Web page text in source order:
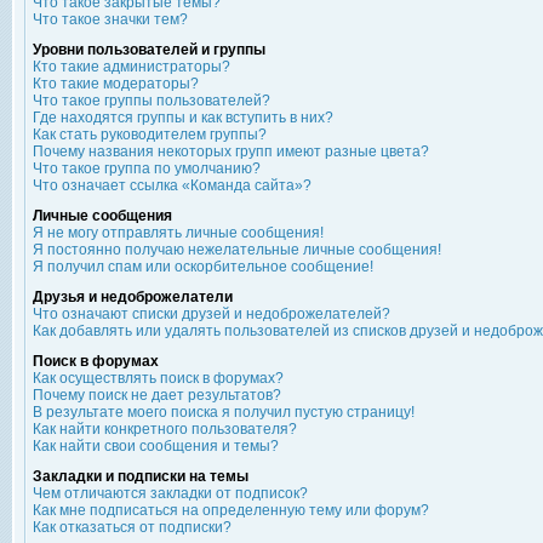
Что такое значки тем?
Уровни пользователей и группы
Кто такие администраторы?
Кто такие модераторы?
Что такое группы пользователей?
Где находятся группы и как вступить в них?
Как стать руководителем группы?
Почему названия некоторых групп имеют разные цвета?
Что такое группа по умолчанию?
Что означает ссылка «Команда сайта»?
Личные сообщения
Я не могу отправлять личные сообщения!
Я постоянно получаю нежелательные личные сообщения!
Я получил спам или оскорбительное сообщение!
Друзья и недоброжелатели
Что означают списки друзей и недоброжелателей?
Как добавлять или удалять пользователей из списков друзей и
Поиск в форумах
Как осуществлять поиск в форумах?
Почему поиск не дает результатов?
В результате моего поиска я получил пустую страницу!
Как найти конкретного пользователя?
Как найти свои сообщения и темы?
Закладки и подписки на темы
Чем отличаются закладки от подписок?
Как мне подписаться на определенную тему или форум?
Как отказаться от подписки?